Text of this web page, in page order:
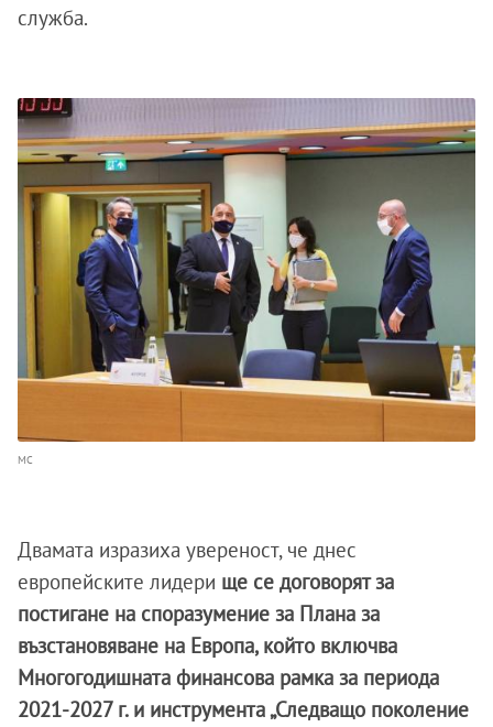
служба.
МС
Двамата изразиха увереност, че днес
европейските лидери ще се договорят за
постигане на споразумение за Плана за
възстановяване на Европа, който включва
Многогодишната финансова рамка за периода
2021-2027 г. и инструмента „Следващо поколение